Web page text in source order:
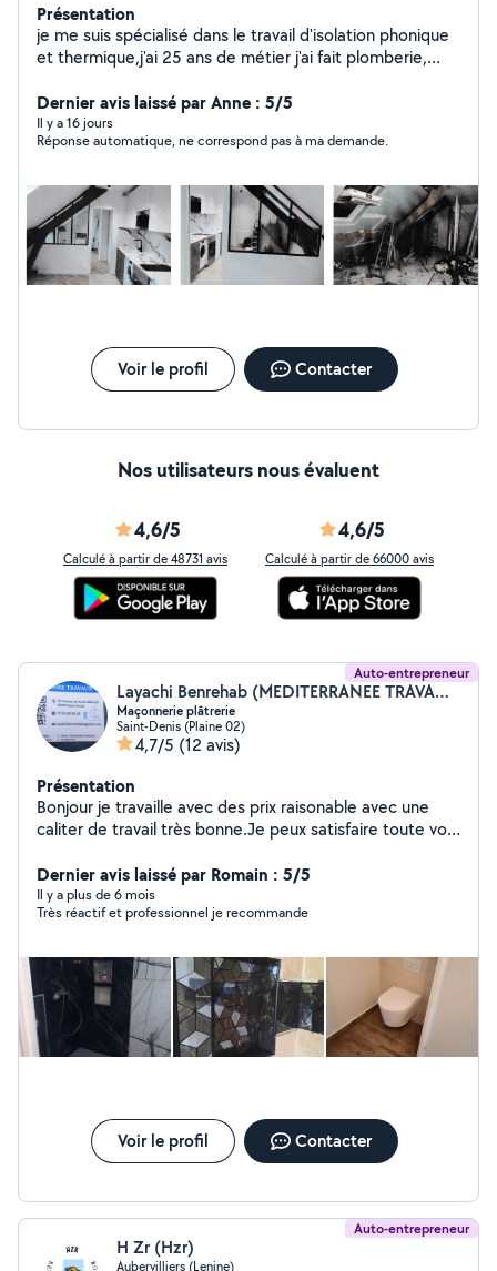
Présentation
je me suis spécialisé dans le travail d'isolation phonique
et thermique,j'ai 25 ans de métier j'ai fait plomberie,
bain,peinture et faux plafonds je fais tout travaux
d'intérieur et ravalement mes travaux sont couvert par
une garantie décennale
Dernier avis laissé par Anne : 5/5
Il y a 16 jours
Réponse automatique, ne correspond pas à ma demande.
Voir le profil Contacter
Nos utilisateurs nous évaluent
4,6/5
Calculé à partir de 48731 avis
4,6/5
Calculé à partir de 66000 avis
Auto-entrepreneur
Layachi Benrehab (MEDITERRANEE TRAVAUX)
Maçonnerie plâtrerie
Saint-Denis (Plaine 02)
4,7/5 (12 avis)
Présentation
Bonjour je travaille avec des prix raisonable avec une
caliter de travail très bonne.Je peux satisfaire toute vos
me contacter. Merci.
Dernier avis laissé par Romain : 5/5
Il y a plus de 6 mois
Très réactif et professionnel je recommande
Voir le profil Contacter
Auto-entrepreneur
H Zr (Hzr)
Aubervilliers (Lenine)